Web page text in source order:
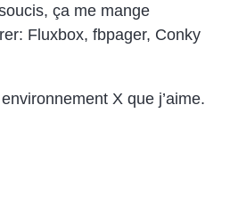
ça me mange
Fluxbox, fbpager, Conky
X que j’aime.